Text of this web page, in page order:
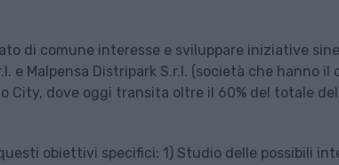
di comune interesse e sviluppare iniziative
e Malpensa Distripark S.r.l. (società che hanno il
City, dove oggi transita oltre il 60% del totale
obiettivi specifici: 1) Studio delle possibili